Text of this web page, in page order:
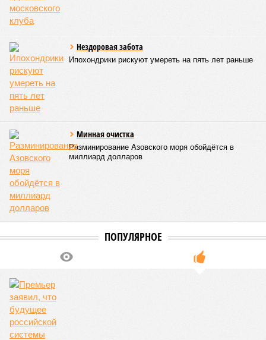
Некоторые мутации не слишком разрушительны, и клетка
может существовать в слегка изменённом виде. Другие же
она погибает.
«У 80-летнего человека в типичной клетке
присутствуют тысячи соматических мутаций. У
организма нет механики, которая позволила бы ему
вернуться и исправить повреждения, уже записанные в
геноме,– рассказывает
медицинской школы Гроссмана при Нью-Йоркском
накопившиеся повреждения снижают эффективность
работы клетки, а в некоторых случаях создают
предпосылки для развития рака»
какие бы антивозрастные процедуры вы ни проводили, как
бы ни пытались замедлить старение, устраняя его
причины, всё равно ничего не выйдет – мутации возьмут
своё.
Цифры
По данным за 2025 год, лидером по средней
Княжество Монако. В общем-то, неудивительно с
учётом богатства и благополучия этого крохотного
клочка суши. Но второе место удивляет – оно,
оказывается, за Гонконгом. Если в Монако
большинство доживают до 87 лет, то в Гонконге – до